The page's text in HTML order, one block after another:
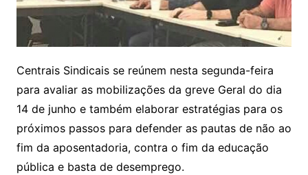
Centrais Sindicais se reúnem nesta segunda-feira
para avaliar as mobilizações da greve Geral do dia
14 de junho e também elaborar estratégias para os
próximos passos para defender as pautas de não ao
fim da aposentadoria, contra o fim da educação
pública e basta de desemprego.